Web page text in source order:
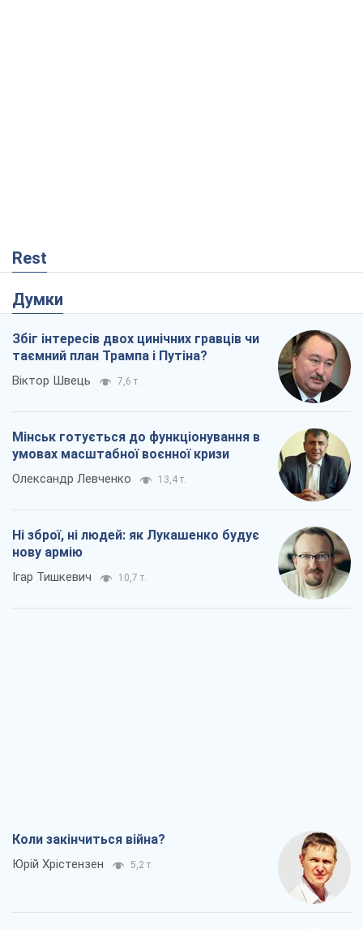
Rest
Думки
Збіг інтересів двох цинічних гравців чи
таємний план Трампа і Путіна?
Віктор Швець 7,6 т.
Мінськ готується до функціонування в
умовах масштабної воєнної кризи
Олександр Левченко 13,4 т.
Ні зброї, ні людей: як Лукашенко будує
нову армію
Ігар Тишкевич 10,7 т.
Коли закінчиться війна?
Юрій Хрістензен 5,2 т.